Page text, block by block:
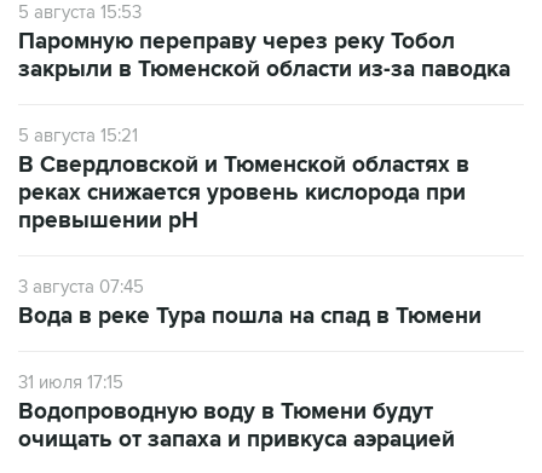
5 августа 15:53
Паромную переправу через реку Тобол
закрыли в Тюменской области из-за паводка
5 августа 15:21
В Свердловской и Тюменской областях в
реках снижается уровень кислорода при
превышении рН
3 августа 07:45
Вода в реке Тура пошла на спад в Тюмени
31 июля 17:15
Водопроводную воду в Тюмени будут
очищать от запаха и привкуса аэрацией